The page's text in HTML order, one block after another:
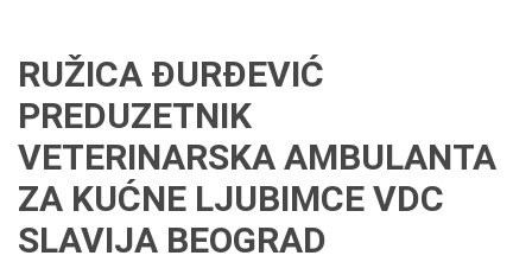
RUŽICA ĐURĐEVIĆ
PREDUZETNIK
VETERINARSKA AMBULANTA
ZA KUĆNE LJUBIMCE VDC
SLAVIJA BEOGRAD